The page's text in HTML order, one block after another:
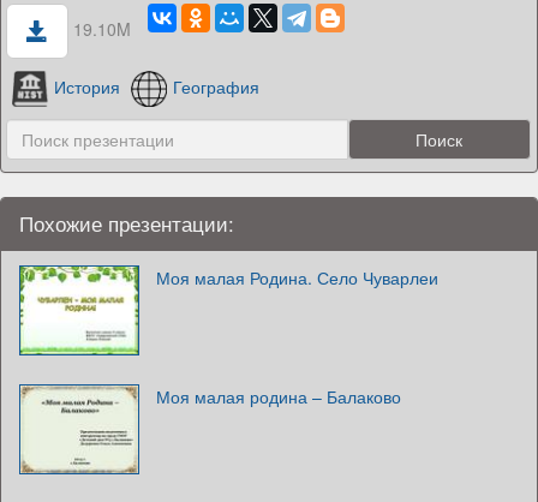
19.10M
История География
Похожие презентации:
Моя малая Родина. Село Чуварлеи
Моя малая родина – Балаково